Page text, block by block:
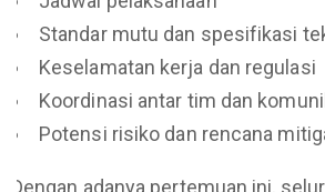
Standar mutu dan spesifikasi
Keselamatan kerja dan regulasi
Koordinasi antar tim dan
Potensi risiko dan rencana
Dengan adanya pertemuan ini,